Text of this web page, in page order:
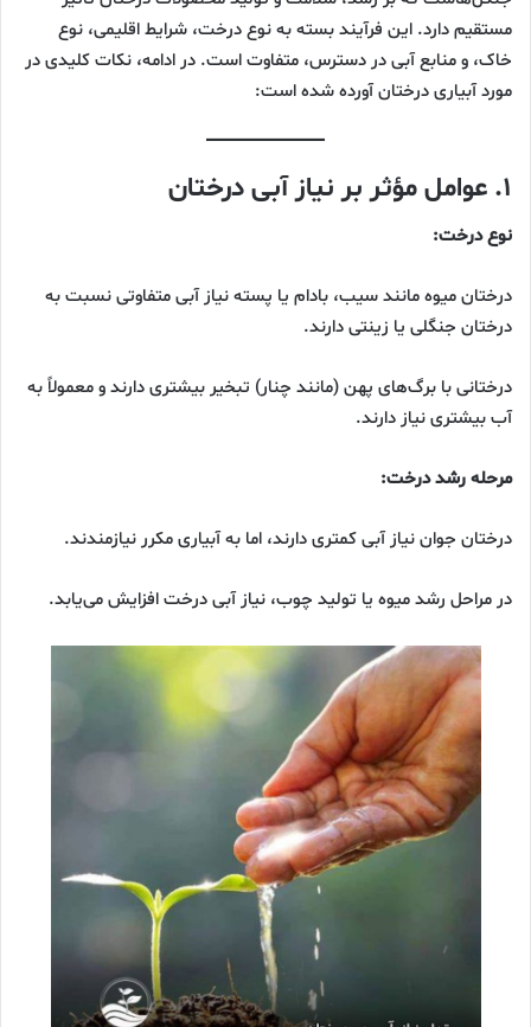
مستقیم دارد. این فرآیند بسته به نوع درخت، شرایط اقلیمی، نوع
خاک، و منابع آبی در دسترس، متفاوت است. در ادامه، نکات کلیدی در
مورد آبیاری درختان آورده شده است:
۱. عوامل مؤثر بر نیاز آبی درختان
نوع درخت:
درختان میوه مانند سیب، بادام یا پسته نیاز آبی متفاوتی نسبت به
درختان جنگلی یا زینتی دارند.
درختانی با برگ‌های پهن (مانند چنار) تبخیر بیشتری دارند و معمولاً به
آب بیشتری نیاز دارند.
مرحله رشد درخت:
درختان جوان نیاز آبی کمتری دارند، اما به آبیاری مکرر نیازمندند.
در مراحل رشد میوه یا تولید چوب، نیاز آبی درخت افزایش می‌یابد.